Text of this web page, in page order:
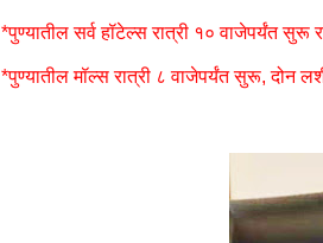
*पुण्यातील सर्व हॉटेल्स रात्री १० वाजेपर्यंत सुरू
*पुण्यातील मॉल्स रात्री ८ वाजेपर्यंत सुरू,दोन